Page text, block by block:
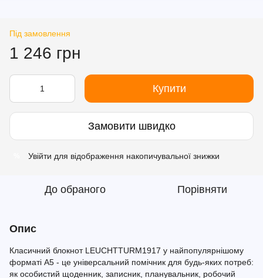
Під замовлення
1 246 грн
Купити
Замовити швидко
Увійти для відображення накопичувальної знижки
До обраного Порівняти
Опис
Класичний блокнот LEUCHTTURM1917 у найпопулярнішому
форматі A5 - це універсальний помічник для будь-яких потреб:
як особистий щоденник, записник, планувальник, робочий